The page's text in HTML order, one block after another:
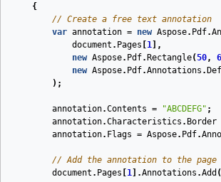
{
// Create a free text annotation
var annotation = new Aspose. Pdf.
document . Pages 1 ],
new Aspose. Pdf. Rectangle(50,
new Aspose. Pdf.Annotations .
);
annotation.Contents = "ABCDEFG" ;
annotation.Characteristics . Border
annotation. Flags = Aspose. Pdf.
// Add the annotation to the page
document . Pages 1 ].Annotations .Add (